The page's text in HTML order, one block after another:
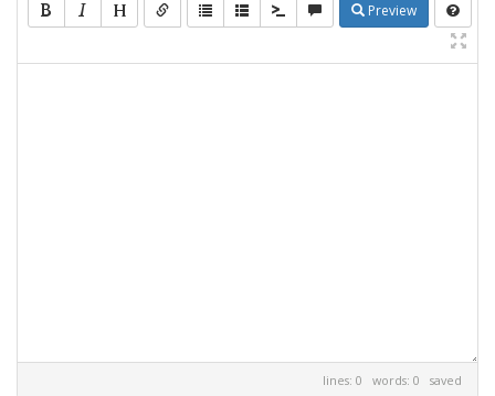
Preview
lines: 0 words: 0 saved